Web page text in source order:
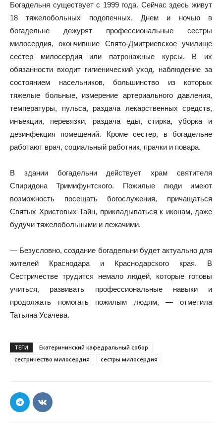
Богадельня существует с 1999 года. Сейчас здесь живут
18 тяжелобольных подопечных. Днем и ночью в
богадельне дежурят профессиональные сестры
милосердия, окончившие Свято-Дмитриевское училище
сестер милосердия или патронажные курсы. В их
обязанности входит гигиенический уход, наблюдение за
состоянием насельников, большинство из которых
тяжелые больные, измерение артериального давления,
температуры, пульса, раздача лекарственных средств,
инъекции, перевязки, раздача еды, стирка, уборка и
дезинфекция помещений. Кроме сестер, в богадельне
работают врач, социальный работник, прачки и повара.
В здании богадельни действует храм святителя
Спиридона Тримифунтского. Пожилые люди имеют
возможность посещать богослужения, причащаться
Святых Христовых Тайн, прикладываться к иконам, даже
будучи тяжелобольными и лежачими.
— Безусловно, создание богадельни будет актуально для
жителей Краснодара и Краснодарского края. В
Сестричестве трудится немало людей, которые готовы
учиться, развивать профессиональные навыки и
продолжать помогать пожилым людям, — отметила
Татьяна Усачева.
ТЕГИ
Екатерининский кафедральный собор
сестричество милосердия
сестры милосердия